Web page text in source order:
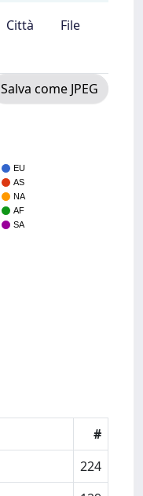
Città
File
Salva come JPEG
EU
AS
NA
AF
SA
#
224